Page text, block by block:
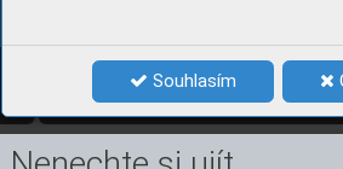
Souhlasím
3/2013 10